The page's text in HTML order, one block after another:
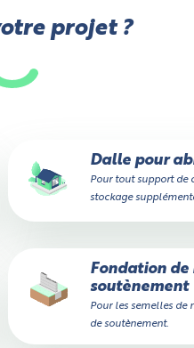
projet ?
Dalle pour
Pour tout support de
stockage
Fondation de
soutènement
Pour les semelles de
de soutènement.